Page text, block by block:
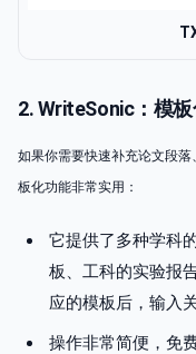
2. WriteSonic：模
如果你需要快速补充论文段
板化功能非常实用：
它提供了多种学科
板、工科的实验报
应的模板后，输入
操作非常简便，免